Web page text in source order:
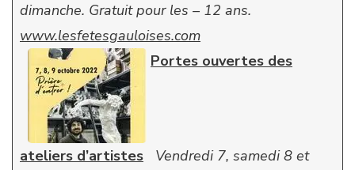
dimanche. Gratuit pour les – 12 ans.
www.lesfetesgauloises.com
Portes ouvertes des
ateliers d’artistes
Vendredi 7, samedi 8 et